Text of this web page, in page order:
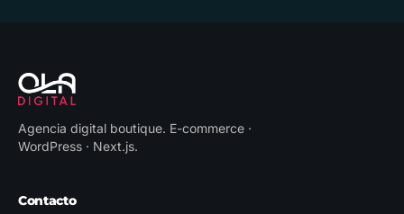
Agencia digital boutique. E-commerce ·
WordPress · Next.js.
Contacto